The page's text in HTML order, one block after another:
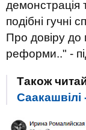
демонстрація
подібні гучні
Про довіру до
реформи.." -
Також
Саакашвілі